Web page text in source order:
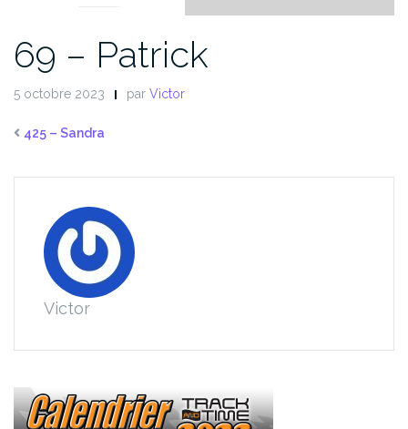
69 – Patrick
5 octobre 2023 par Victor
425 – Sandra
Victor